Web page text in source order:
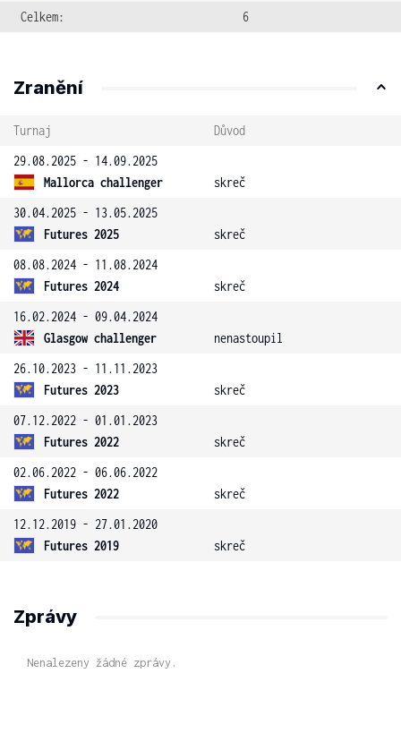
Celkem:
6
Zranění
Turnaj
Důvod
29.08.2025 - 14.09.2025
Mallorca challenger
skreč
30.04.2025 - 13.05.2025
Futures 2025
skreč
08.08.2024 - 11.08.2024
Futures 2024
skreč
16.02.2024 - 09.04.2024
Glasgow challenger
nenastoupil
26.10.2023 - 11.11.2023
Futures 2023
skreč
07.12.2022 - 01.01.2023
Futures 2022
skreč
02.06.2022 - 06.06.2022
Futures 2022
skreč
12.12.2019 - 27.01.2020
Futures 2019
skreč
Zprávy
Nenalezeny žádné zprávy.